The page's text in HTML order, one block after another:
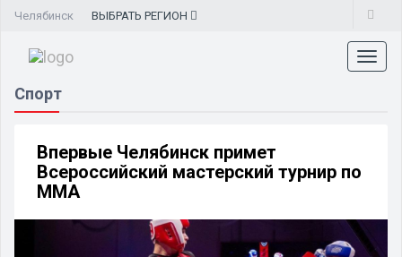
Челябинск ВЫБРАТЬ РЕГИОН
Спорт
Впервые Челябинск примет
Всероссийский мастерский турнир по
ММА